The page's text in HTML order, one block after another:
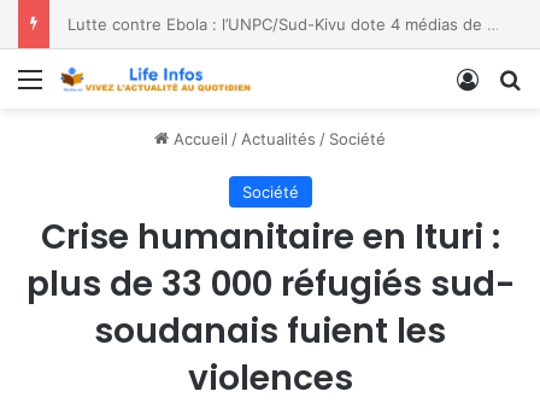
Lutte contre Ebola : l’UNPC/Sud-Kivu dote 4 médias de Bukavu de kits de lavage des mains, les bénéficiaires saluent le geste
Menu
Accueil / Actualités / Société
Société
Crise humanitaire en Ituri :
plus de 33 000 réfugiés sud-
soudanais fuient les
violences